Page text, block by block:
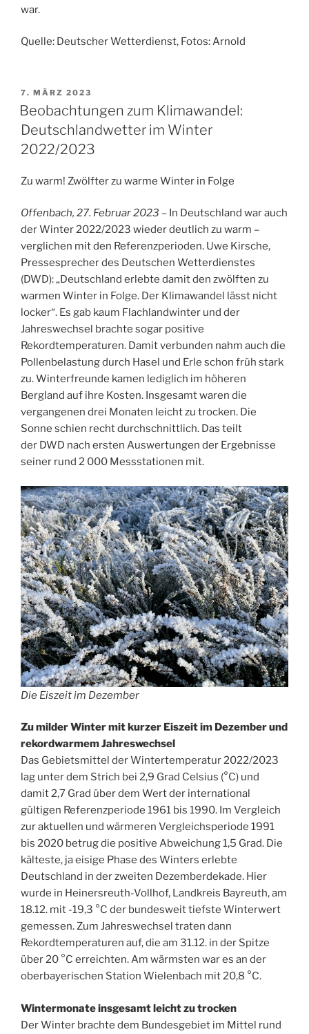
war.
Quelle: Deutscher Wetterdienst, Fotos: Arnold
VERÖFFENTLICHT
AM
7. MÄRZ 2023
Beobachtungen zum Klimawandel:
Deutschlandwetter im Winter
2022/2023
Zu warm! Zwölfter zu warme Winter in Folge
Offenbach, 27. Februar 2023 – In Deutschland war auch
der Winter 2022/2023 wieder deutlich zu warm –
verglichen mit den Referenzperioden. Uwe Kirsche,
Pressesprecher des Deutschen Wetterdienstes
(DWD): „Deutschland erlebte damit den zwölften zu
warmen Winter in Folge. Der Klimawandel lässt nicht
locker“. Es gab kaum Flachlandwinter und der
Jahreswechsel brachte sogar positive
Rekordtemperaturen. Damit verbunden nahm auch die
Pollenbelastung durch Hasel und Erle schon früh stark
zu. Winterfreunde kamen lediglich im höheren
Bergland auf ihre Kosten. Insgesamt waren die
vergangenen drei Monaten leicht zu trocken. Die
Sonne schien recht durchschnittlich. Das teilt
der DWD nach ersten Auswertungen der Ergebnisse
seiner rund 2 000 Messstationen mit.
Die Eiszeit im Dezember
Zu milder Winter mit kurzer Eiszeit im Dezember und
rekordwarmem Jahreswechsel
Das Gebietsmittel der Wintertemperatur 2022/2023
lag unter dem Strich bei 2,9 Grad Celsius (°C) und
damit 2,7 Grad über dem Wert der international
gültigen Referenzperiode 1961 bis 1990. Im Vergleich
zur aktuellen und wärmeren Vergleichsperiode 1991
bis 2020 betrug die positive Abweichung 1,5 Grad. Die
kälteste, ja eisige Phase des Winters erlebte
Deutschland in der zweiten Dezemberdekade. Hier
wurde in Heinersreuth-Vollhof, Landkreis Bayreuth, am
18.12. mit -19,3 °C der bundesweit tiefste Winterwert
gemessen. Zum Jahreswechsel traten dann
Rekordtemperaturen auf, die am 31.12. in der Spitze
über 20 °C erreichten. Am wärmsten war es an der
oberbayerischen Station Wielenbach mit 20,8 °C.
Wintermonate insgesamt leicht zu trocken
Der Winter brachte dem Bundesgebiet im Mittel rund